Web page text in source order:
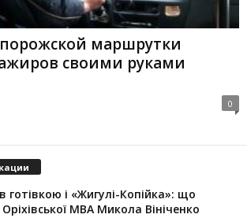
маршрутки
своими руками
0
готівкою і «Жигулі-Копійка»: що
МВА Микола Вініченко